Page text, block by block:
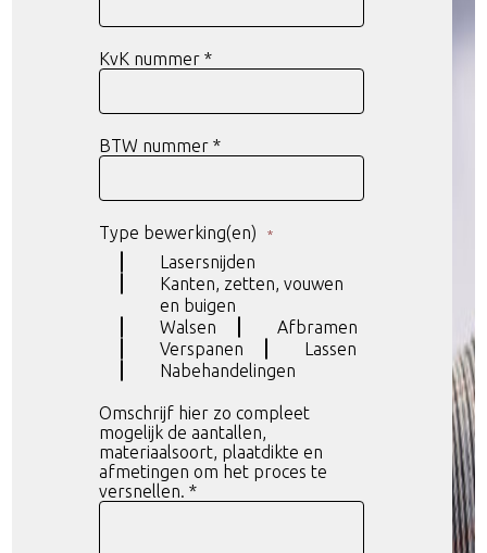
Geautomatiseerd lassen
KvK nummer *
BTW nummer *
Type bewerking(en) *
Lasersnijden
Kanten, zetten, vouwen
en buigen
Walsen
Afbramen
Verspanen
Lassen
Nabehandelingen
Omschrijf hier zo compleet
mogelijk de aantallen,
materiaalsoort, plaatdikte en
afmetingen om het proces te
versnellen. *